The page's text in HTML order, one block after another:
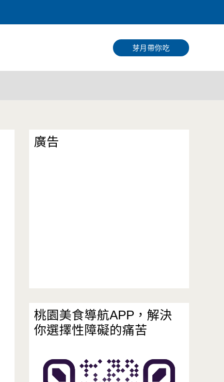
尋
芽月帶你吃
廣告
桃園美食導航APP，解決
你選擇性障礙的痛苦